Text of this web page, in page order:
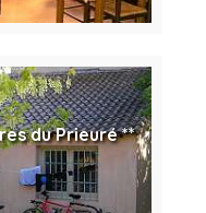
du Prieuré **